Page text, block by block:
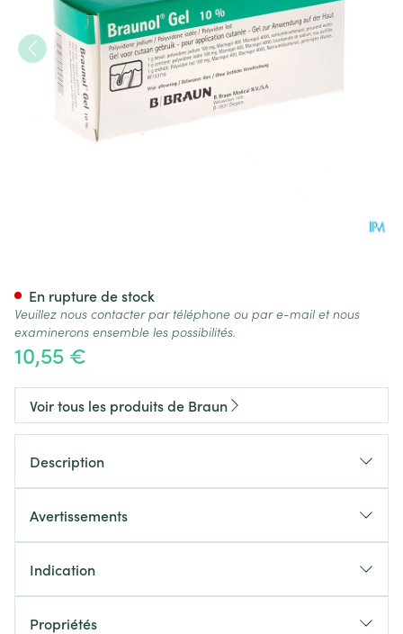
10,55 €
En rupture de stock
Veuillez nous contacter par téléphone ou par e-mail et nous
examinerons ensemble les possibilités.
Voir tous les produits de Braun
Description
Avertissements
Indication
Propriétés